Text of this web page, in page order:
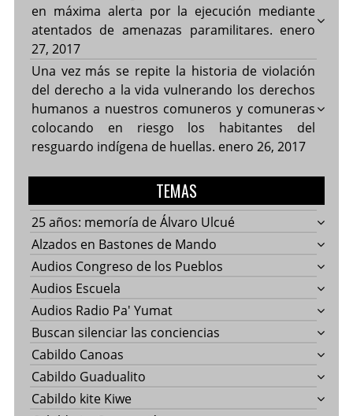
en máxima alerta por la ejecución mediante
atentados de amenazas paramilitares. enero
27, 2017
Una vez más se repite la historia de violación
del derecho a la vida vulnerando los derechos
humanos a nuestros comuneros y comuneras
colocando en riesgo los habitantes del
resguardo indígena de huellas. enero 26, 2017
TEMAS
25 años: memoría de Álvaro Ulcué
Alzados en Bastones de Mando
Audios Congreso de los Pueblos
Audios Escuela
Audios Radio Pa' Yumat
Buscan silenciar las conciencias
Cabildo Canoas
Cabildo Guadualito
Cabildo kite Kiwe